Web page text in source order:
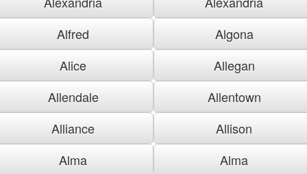
Alfred
Algona
Alice
Allegan
Allendale
Allentown
Alliance
Allison
Alma
Alma